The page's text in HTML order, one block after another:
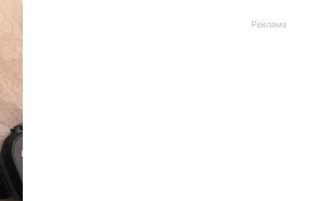
Реклама